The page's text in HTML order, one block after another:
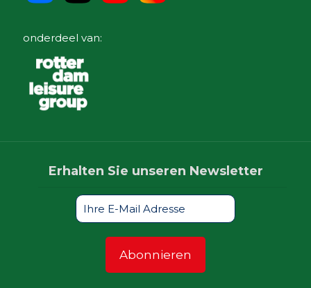
onderdeel van:
Erhalten Sie unseren Newsletter